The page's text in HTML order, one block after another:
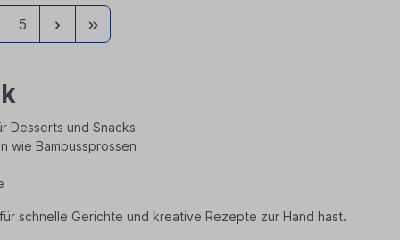
t
5 WeiterZur
letzten
Desserts und Snacks
wie Bambussprossen
schnelle Gerichte und kreative Rezepte zur Hand hast.